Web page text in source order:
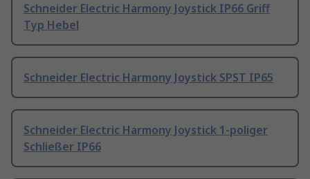
Schneider Electric Harmony Joystick IP66 Griff
Typ Hebel
Schneider Electric Harmony Joystick SPST IP65
Schneider Electric Harmony Joystick 1-poliger
Schließer IP66